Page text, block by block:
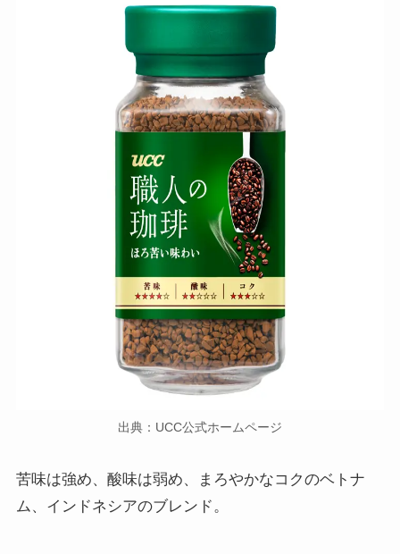
出典：UCC公式ホームページ
苦味は強め、酸味は弱め、まろやかなコクのベトナ
ム、インドネシアのブレンド。